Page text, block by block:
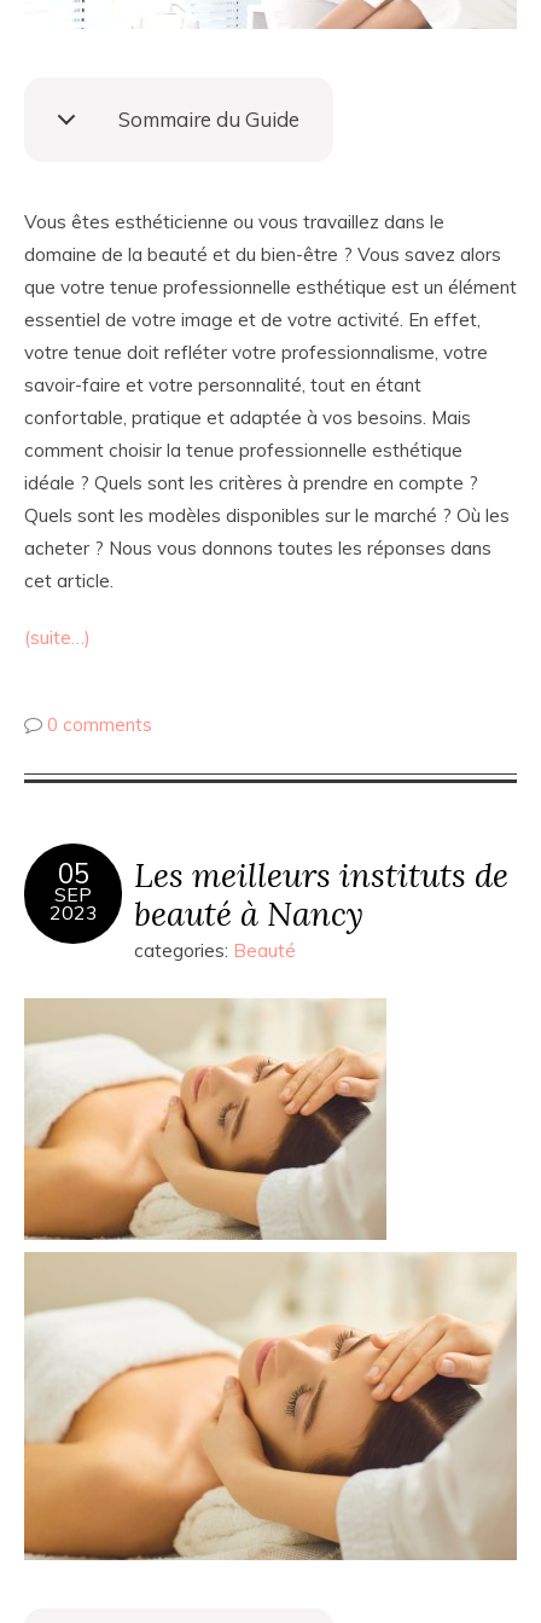
Sommaire du Guide
Vous êtes esthéticienne ou vous travaillez dans le
domaine de la beauté et du bien-être ? Vous savez alors
que votre tenue professionnelle esthétique est un élément
essentiel de votre image et de votre activité. En effet,
votre tenue doit refléter votre professionnalisme, votre
savoir-faire et votre personnalité, tout en étant
confortable, pratique et adaptée à vos besoins. Mais
comment choisir la tenue professionnelle esthétique
idéale ? Quels sont les critères à prendre en compte ?
Quels sont les modèles disponibles sur le marché ? Où les
acheter ? Nous vous donnons toutes les réponses dans
cet article.
(suite…)
0 comments
05
SEP
2023
Les meilleurs instituts de
beauté à Nancy
categories: Beauté